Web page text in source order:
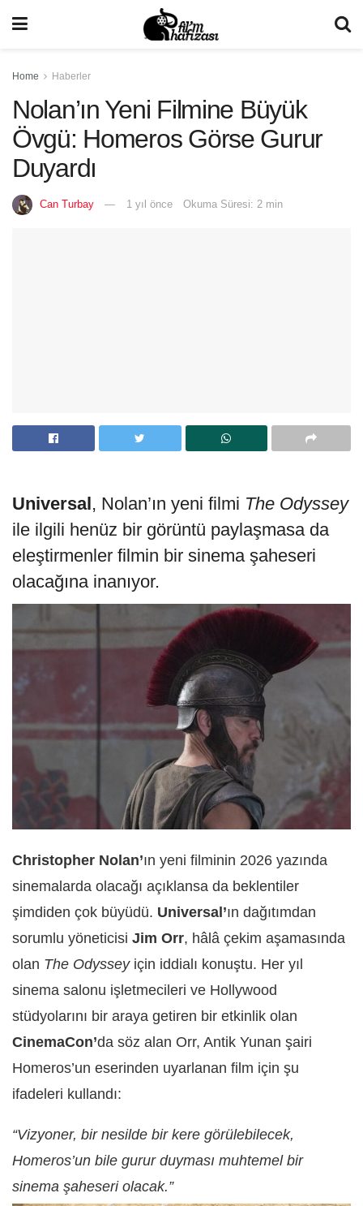
Home Haberler
Nolan’ın Yeni Filmine Büyük
Övgü: Homeros Görse Gurur
Duyardı
Can Turbay 1 yıl önce Okuma Süresi: 2 min
Universal, Nolan’ın yeni filmi The Odyssey
ile ilgili henüz bir görüntü paylaşmasa da
eleştirmenler filmin bir sinema şaheseri
olacağına inanıyor.
Christopher Nolan’ın yeni filminin 2026 yazında
sinemalarda olacağı açıklansa da beklentiler
şimdiden çok büyüdü. Universal’ın dağıtımdan
sorumlu yöneticisi Jim Orr, hâlâ çekim aşamasında
olan The Odysseyiçin iddialı konuştu. Her yıl
sinema salonu işletmecileri ve Hollywood
stüdyolarını bir araya getiren bir etkinlik olan
CinemaCon’da söz alan Orr, Antik Yunan şairi
Homeros’un eserinden uyarlanan film için şu
ifadeleri kullandı:
“Vizyoner, bir nesilde bir kere görülebilecek,
Homeros’un bile gurur duyması muhtemel bir
sinema şaheseri olacak.”